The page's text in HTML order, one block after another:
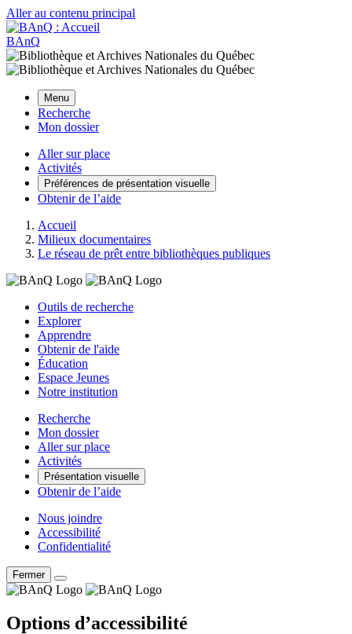
Aller au contenu principal
BAnQ
Menu
Recherche
Mon dossier
Aller sur place
Activités
Préférences de présentation visuelle
Obtenir de l’aide
Accueil
Milieux documentaires
Le réseau de prêt entre bibliothèques publiques
Outils de recherche
Explorer
Apprendre
Obtenir de l'aide
Éducation
Espace Jeunes
Notre institution
Recherche
Mon dossier
Aller sur place
Activités
Présentation visuelle
Obtenir de l’aide
Nous joindre
Accessibilité
Confidentialité
Fermer
Options d’accessibilité